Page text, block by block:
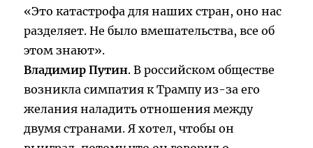
«Это катастрофа для наших стран, оно нас
разделяет. Не было вмешательства, все об
этом знают».
Владимир Путин. В российском обществе
возникла симпатия к Трампу из-за его
желания наладить отношения между
двумя странами. Я хотел, чтобы он